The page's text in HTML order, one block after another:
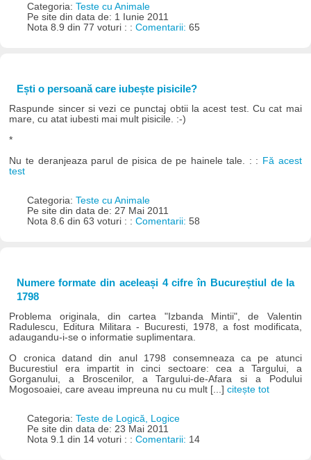
Categoria: Teste cu Animale
Pe site din data de: 1 Iunie 2011
Nota 8.9 din 77 voturi : : Comentarii: 65
Ești o persoană care iubește pisicile?
Raspunde sincer si vezi ce punctaj obtii la acest test. Cu cat mai
mare, cu atat iubesti mai mult pisicile. :-)
*
Nu te deranjeaza parul de pisica de pe hainele tale. : : Fă acest
test
Categoria: Teste cu Animale
Pe site din data de: 27 Mai 2011
Nota 8.6 din 63 voturi : : Comentarii: 58
Numere formate din aceleași 4 cifre în Bucureștiul de la
1798
Problema originala, din cartea "Izbanda Mintii", de Valentin
Radulescu, Editura Militara - Bucuresti, 1978, a fost modificata,
adaugandu-i-se o informatie suplimentara.
O cronica datand din anul 1798 consemneaza ca pe atunci
Bucurestiul era impartit in cinci sectoare: cea a Targului, a
Gorganului, a Broscenilor, a Targului-de-Afara si a Podului
Mogosoaiei, care aveau impreuna nu cu mult [...]citește tot
Categoria: Teste de Logică, Logice
Pe site din data de: 23 Mai 2011
Nota 9.1 din 14 voturi : : Comentarii: 14